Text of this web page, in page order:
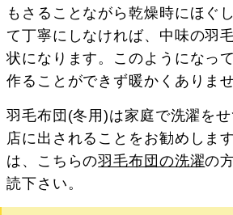
もさることながら乾燥時にほぐ
て丁寧にしなければ、中味の羽
状になります。このようになっ
作ることができず暖かくありませ
羽毛布団(冬用)は家庭で洗濯を
店に出されることをお勧めしま
は、こちらの羽毛布団の洗濯の
読下さい。